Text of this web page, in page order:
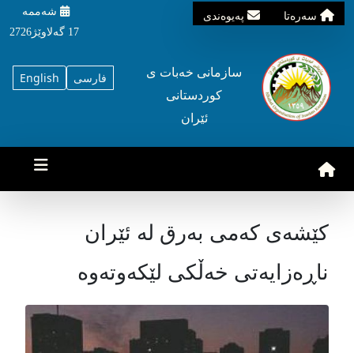
سه‌ره‌تا په‌یوه‌ندی
شه‌ممه‌
17 گه‌لاوێژ2726
English فارسی
سازمانی خه‌بات ی
کوردستانی
ئێران
کێشەی کەمی بەرق لە ئێران
ناڕەزایەتی خەڵکی لێکەوتەوە